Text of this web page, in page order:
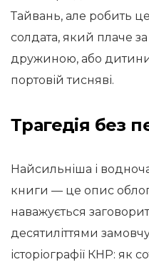
Тайвань, але робить
солдата, який плаче
дружиною, або
портовій тисняві.
Трагедія без
Найсильніша і
книги — це опис
наважується
десятиліттями
історіографії КНР: як